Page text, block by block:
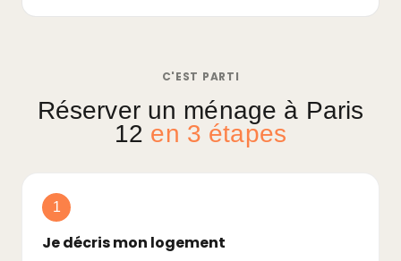
C'EST PARTI
Réserver un ménage à Paris
12 en 3 étapes
1
Je décris mon logement